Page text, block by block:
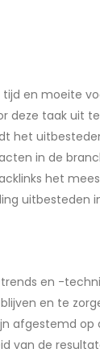
en moeite
deze taak uit
het
in de
het
uitbesteden
en -
en te
afgestemd op
van de